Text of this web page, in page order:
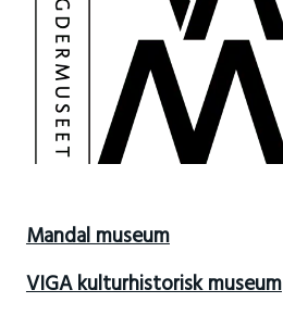
Mandal museum
VIGA kulturhistorisk museum